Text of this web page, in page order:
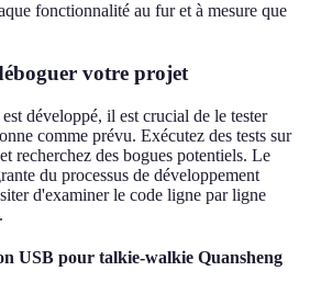
fonctionnalité au fur et à mesure que
votre projet
développé, il est crucial de le tester
comme prévu. Exécutez des tests sur
recherchez des bogues potentiels. Le
du processus de développement
d'examiner le code ligne par ligne
USB pour talkie-walkie Quansheng